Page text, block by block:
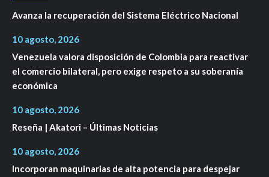
Avanza la recuperación del Sistema Eléctrico Nacional
10 agosto, 2026
Venezuela valora disposición de Colombia para reactivar
el comercio bilateral, pero exige respeto a su soberanía
económica
10 agosto, 2026
Reseña | Akatori – Últimas Noticias
10 agosto, 2026
Incorporan maquinarias de alta potencia para despejar